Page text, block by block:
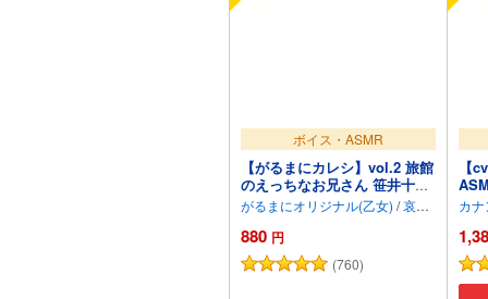
ボイス・ASMR
【がるまにカレシ】vol.2 旅館
のえっちなお兄さん 笹井十色
～残暑、耳かき、焦らしキス
～
がるまにオリジナル(乙女) /哀川佳介
880 円
(760)
【
の
き/
ジ】